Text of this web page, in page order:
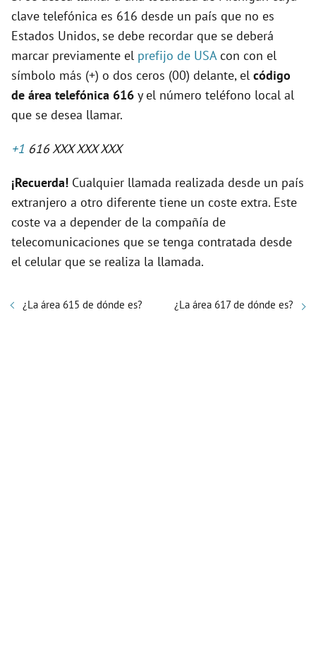
clave telefónica es 616 desde un país que no es
Estados Unidos, se debe recordar que se deberá
marcar previamente el prefijo de USAcon con el
símbolo más (+) o dos ceros (00) delante, el código
de área telefónica 616 y el número teléfono local al
que se desea llamar.
+1 616 XXX XXX XXX
¡Recuerda! Cualquier llamada realizada desde un país
extranjero a otro diferente tiene un coste extra. Este
coste va a depender de la compañía de
telecomunicaciones que se tenga contratada desde
el celular que se realiza la llamada.
¿La área 615 de dónde es? ¿La área 617 de dónde es?